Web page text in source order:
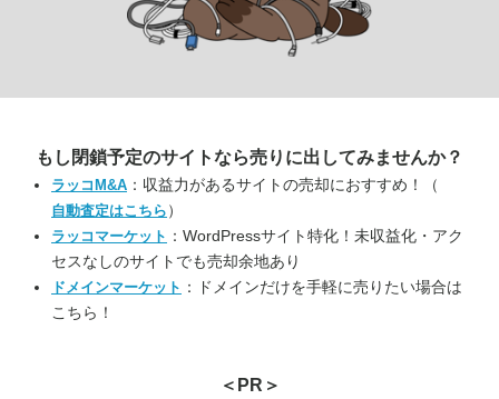
もし閉鎖予定のサイトなら売りに出してみませんか？
ラッコM&A ：収益力があるサイトの売却におすすめ！（
自動査定はこちら ）
ラッコマーケット ：WordPressサイト特化！未収益化・アク
セスなしのサイトでも売却余地あり
ドメインマーケット ：ドメインだけを手軽に売りたい場合は
こちら！
＜PR＞